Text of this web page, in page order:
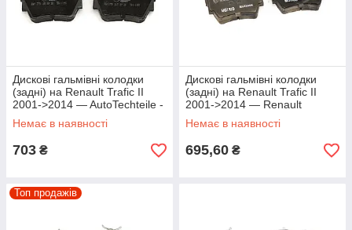
Дискові гальмівні колодки
(задні) на Renault Trafic II
2001->2014 — AutoTechteile -
504.0153
Немає в наявності
703 ₴
Дискові гальмівні колодки
(задні) на Renault Trafic II
2001->2014 — Renault
(Оригинал) - 8660004446
Немає в наявності
695,60 ₴
Топ продажів